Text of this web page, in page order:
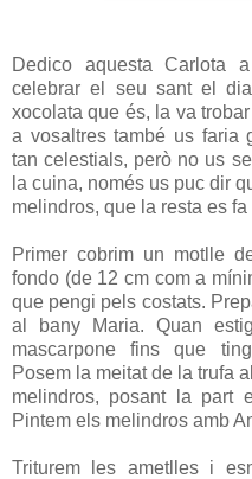
Dedico aquesta Carlota
celebrar el seu sant el
xocolata que és, la va
a vosaltres també us faria
tan celestials, però no us
la cuina, només us puc dir
melindros, que la resta es
Primer cobrim un motlle
fondo (de 12 cm com a
que pengi pels costats.
al bany Maria. Quan
mascarpone fins que
Posem la meitat de la trufa
melindros, posant la part
Pintem els melindros amb
Triturem les ametlles i